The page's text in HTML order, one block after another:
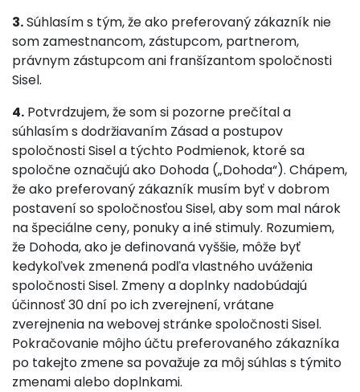
3.Súhlasím s tým, že ako preferovaný zákazník nie
som zamestnancom, zástupcom, partnerom,
právnym zástupcom ani franšízantom spoločnosti
Sisel.
4. Potvrdzujem, že som si pozorne prečítal a
súhlasím s dodržiavaním Zásad a postupov
spoločnosti Sisel a týchto Podmienok, ktoré sa
spoločne označujú ako Dohoda („Dohoda“). Chápem,
že ako preferovaný zákazník musím byť v dobrom
postavení so spoločnosťou Sisel, aby som mal nárok
na špeciálne ceny, ponuky a iné stimuly. Rozumiem,
že Dohoda, ako je definovaná vyššie, môže byť
kedykoľvek zmenená podľa vlastného uváženia
spoločnosti Sisel. Zmeny a doplnky nadobúdajú
účinnosť 30 dní po ich zverejnení, vrátane
zverejnenia na webovej stránke spoločnosti Sisel.
Pokračovanie môjho účtu preferovaného zákazníka
po takejto zmene sa považuje za môj súhlas s týmito
zmenami alebo doplnkami.